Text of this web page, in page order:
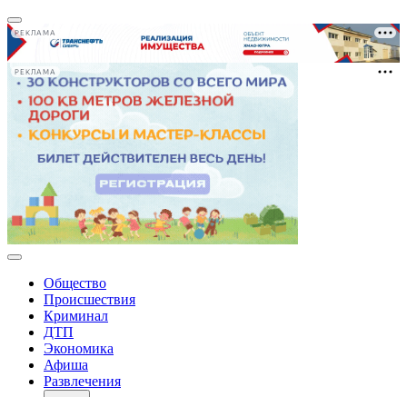
РЕКЛАМА
РЕКЛАМА
Общество
Происшествия
Криминал
ДТП
Экономика
Афиша
Развлечения